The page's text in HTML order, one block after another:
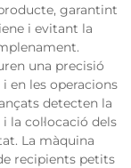
garantint
i evitant la
una precisió
en les operacions
detecten la
la col·locació dels
La màquina
recipients petits